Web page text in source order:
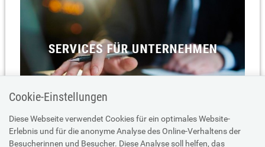
Cookie-Einstellungen
Diese Webseite verwendet Cookies für ein optimales Website-
Erlebnis und für die anonyme Analyse des Online-Verhaltens der
Besucherinnen und Besucher. Diese Analyse soll helfen, das